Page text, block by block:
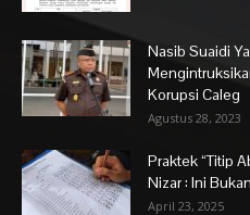
Nasib Suaidi
Korupsi Caleg
Agustus 28, 2023
Praktek “Titip
Nizar : Ini
April 23, 2025